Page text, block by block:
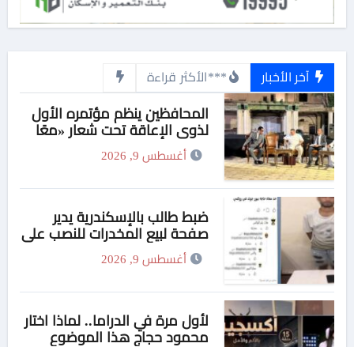
آخر الأخبار ***الأكثر قراءة
المحافظين ينظم مؤتمره الأول
لذوي الإعاقة تحت شعار «معًا
بلا حواجز نحو 2030»
أغسطس 9, 2026
ضبط طالب بالإسكندرية يدير
صفحة لبيع المخدرات للنصب على
راغبي الشراء
أغسطس 9, 2026
لأول مرة في الدراما.. لماذا اختار
محمود حجاج هذا الموضوع